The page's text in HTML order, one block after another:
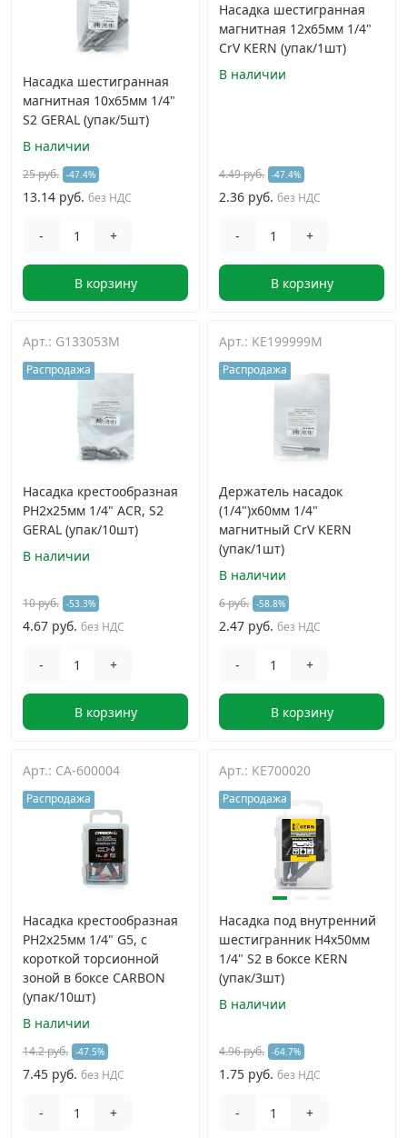
Насадка шестигранная
магнитная 10х65мм 1/4"
S2 GERAL (упак/5шт)
В наличии
25 руб. -47.4%
13.14 руб. без НДС
- +
В корзину
Насадка шестигранная
магнитная 12х65мм 1/4"
CrV KERN (упак/1шт)
В наличии
4.49 руб. -47.4%
2.36 руб. без НДС
- +
В корзину
Арт.: G133053M
Распродажа
Насадка крестообразная
PH2x25мм 1/4" ACR, S2
GERAL (упак/10шт)
В наличии
10 руб. -53.3%
4.67 руб. без НДС
- +
В корзину
Арт.: KE199999M
Распродажа
Держатель насадок
(1/4")х60мм 1/4"
магнитный CrV KERN
(упак/1шт)
В наличии
6 руб. -58.8%
2.47 руб. без НДС
- +
В корзину
Арт.: CA-600004
Распродажа
Насадка крестообразная
PH2х25мм 1/4" G5, с
короткой торсионной
зоной в боксе CARBON
(упак/10шт)
В наличии
14.2 руб. -47.5%
7.45 руб. без НДС
- +
Арт.: KE700020
Распродажа
Насадка под внутренний
шестигранник H4х50мм
1/4" S2 в боксе KERN
(упак/3шт)
В наличии
4.96 руб. -64.7%
1.75 руб. без НДС
- +